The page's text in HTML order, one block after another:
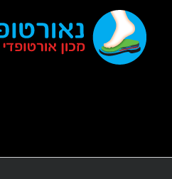
לתוכן